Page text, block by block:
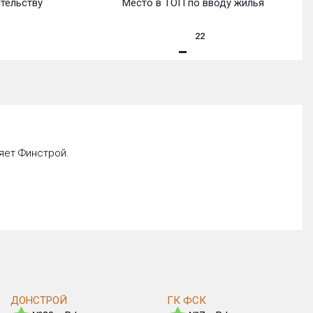
Место в ТОП по вводу жилья
22
Финстрой.
ДОНСТРОЙ ГК ФСК